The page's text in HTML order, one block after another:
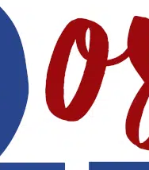
SociaI en
un precio alto por